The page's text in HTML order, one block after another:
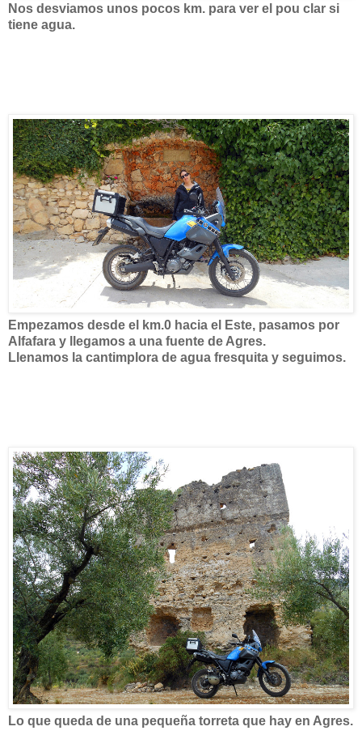
Nos desviamos unos pocos km. para ver el pou clar si
tiene agua.
Empezamos desde el km.0 hacia el Este, pasamos por
Alfafara y llegamos a una fuente de Agres.
Llenamos la cantimplora de agua fresquita y seguimos.
Lo que queda de una pequeña torreta que hay en Agres.